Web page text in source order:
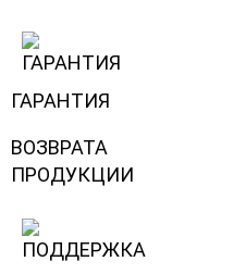
ГАРАНТИЯ
ВОЗВРАТА
ПРОДУКЦИИ